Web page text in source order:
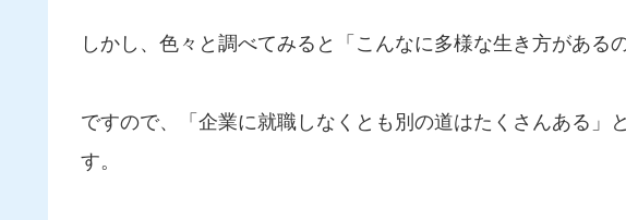
しかし、色々と調べてみると「こんなに多様な生き方がある
ですので、「企業に就職しなくとも別の道はたくさんある」
す。